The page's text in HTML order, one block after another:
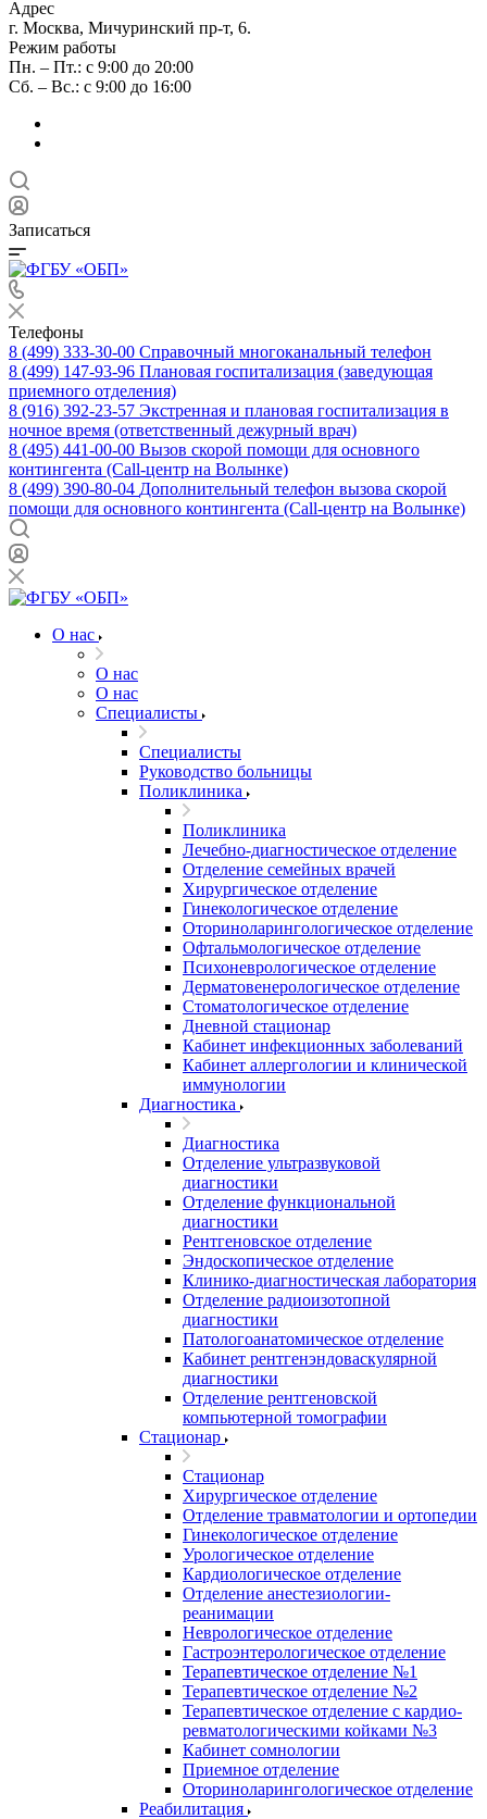
Адрес
г. Москва, Мичуринский пр-т, 6.
Режим работы
Пн. – Пт.: с 9:00 до 20:00
Сб. – Вс.: с 9:00 до 16:00
Записаться
Телефоны
8 (499) 333-30-00 Справочный многоканальный телефон
8 (499) 147-93-96 Плановая госпитализация (заведующая
приемного отделения)
8 (916) 392-23-57 Экстренная и плановая госпитализация в
ночное время (ответственный дежурный врач)
8 (495) 441-00-00 Вызов скорой помощи для основного
контингента (Call-центр на Волынке)
8 (499) 390-80-04 Дополнительный телефон вызова скорой
помощи для основного контингента (Call-центр на Волынке)
О нас
О нас
О нас
Специалисты
Специалисты
Руководство больницы
Поликлиника
Поликлиника
Лечебно-диагностическое отделение
Отделение семейных врачей
Хирургическое отделение
Гинекологическое отделение
Оториноларингологическое отделение
Офтальмологическое отделение
Психоневрологическое отделение
Дерматовенерологическое отделение
Стоматологическое отделение
Дневной стационар
Кабинет инфекционных заболеваний
Кабинет аллергологии и клинической
иммунологии
Диагностика
Диагностика
Отделение ультразвуковой
диагностики
Отделение функциональной
диагностики
Рентгеновское отделение
Эндоскопическое отделение
Клинико-диагностическая лаборатория
Отделение радиоизотопной
диагностики
Патологоанатомическое отделение
Кабинет рентгенэндоваскулярной
диагностики
Отделение рентгеновской
компьютерной томографии
Стационар
Стационар
Хирургическое отделение
Отделение травматологии и ортопедии
Гинекологическое отделение
Урологическое отделение
Кардиологическое отделение
Отделение анестезиологии-
реанимации
Неврологическое отделение
Гастроэнтерологическое отделение
Терапевтическое отделение №1
Терапевтическое отделение №2
Терапевтическое отделение с кардио-
ревматологическими койками №3
Кабинет сомнологии
Приемное отделение
Оториноларингологическое отделение
Реабилитация